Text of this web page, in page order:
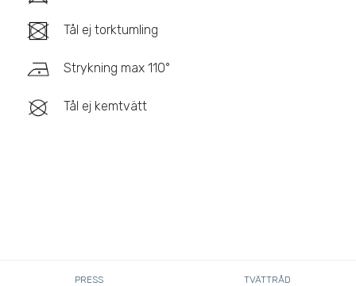
Tål ej torktumling
Strykning max 110°
Tål ej kemtvätt
PRESS TVÄTTRÅD